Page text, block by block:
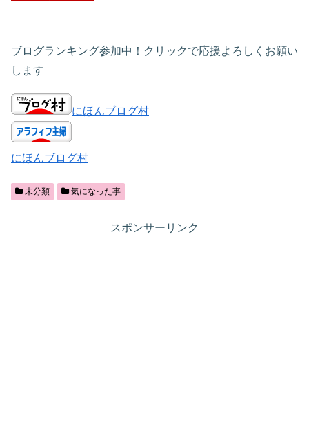
ブログランキング参加中！クリックで応援よろしくお願い
します
にほんブログ村
にほんブログ村
未分類 気になった事
スポンサーリンク